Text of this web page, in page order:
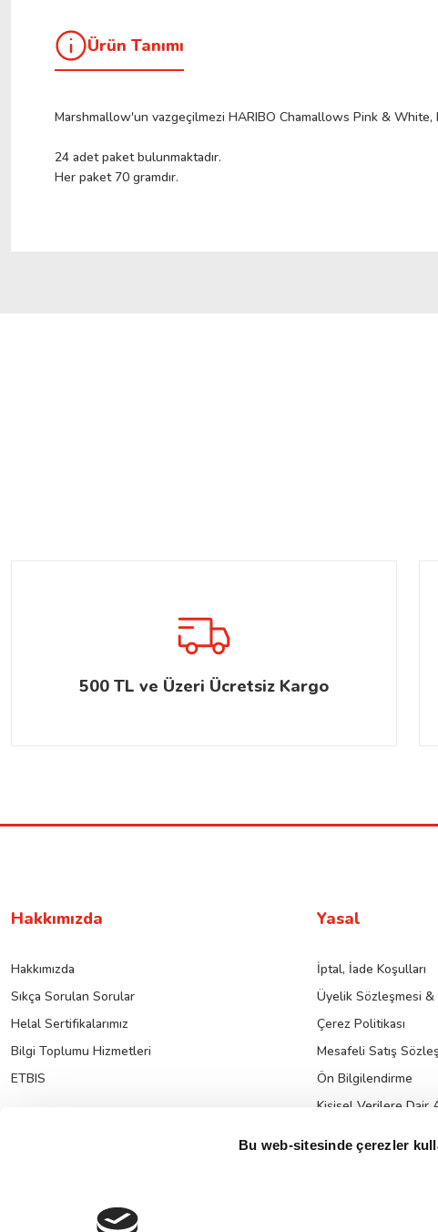
Bu web-sitesinde çerezler
Ürün Tanımı
Marshmallow'un vazgeçilmezi HARIBO Chamallows Pink &
24 adet paket bulunmaktadır.
Her paket 70 gramdır.
500 TL ve Üzeri Ücretsiz Kargo
Hakkımızda
Hakkımızda
Sıkça Sorulan Sorular
Helal Sertifikalarımız
Bilgi Toplumu Hizmetleri
ETBIS
Yasal
İptal, İade Koşulları
Üyelik Sözleşmesi &
Çerez Politikası
Mesafeli Satış
Ön Bilgilendirme
Kişisel Verilere Dair